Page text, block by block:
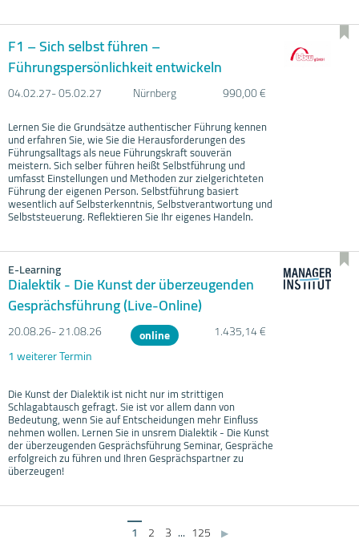
F1 – Sich selbst führen –
Führungspersönlichkeit entwickeln
04.02.27- 05.02.27 Nürnberg 990,00 €
Lernen Sie die Grundsätze authentischer Führung kennen
und erfahren Sie, wie Sie die Herausforderungen des
Führungsalltags als neue Führungskraft souverän
meistern. Sich selber führen heißt Selbstführung und
umfasst Einstellungen und Methoden zur zielgerichteten
Führung der eigenen Person. Selbstführung basiert
wesentlich auf Selbsterkenntnis, Selbstverantwortung und
Selbststeuerung. Reflektieren Sie Ihr eigenes Handeln.
E-Learning
Dialektik - Die Kunst der überzeugenden
Gesprächsführung (Live-Online)
20.08.26- 21.08.26 online
1.435,14 €
1 weiterer Termin
Die Kunst der Dialektik ist nicht nur im strittigen
Schlagabtausch gefragt. Sie ist vor allem dann von
Bedeutung, wenn Sie auf Entscheidungen mehr Einfluss
nehmen wollen. Lernen Sie in unsrem Dialektik - Die Kunst
der überzeugenden Gesprächsführung Seminar, Gespräche
erfolgreich zu führen und Ihren Gesprächspartner zu
überzeugen!
1 2 3 ... 125 ▶